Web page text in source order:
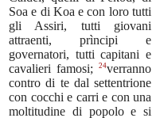
Soa e di Koa e con loro tutti
gli Assiri, tutti giovani
attraenti, prìncipi e
governatori, tutti capitani e
cavalieri famosi;
24verranno
contro di te dal settentrione
con cocchi e carri e con una
moltitudine di popolo e si